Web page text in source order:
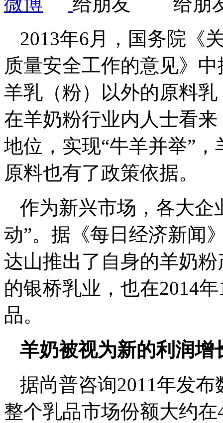
2013年6月，国务院《
质量安全工作的意见》
羊乳（粉）以外的原料
在羊奶粉行业内人士看
地位，实现“牛羊并举”
原料也有了政策依据。
作为新兴市场，各大企
动”。据《每日经济新闻
达山推出了自身的羊奶
的银桥乳业，也在2014
品。
羊奶被视为新的利润增
据尚普咨询2011年发
整个乳品市场份额大约